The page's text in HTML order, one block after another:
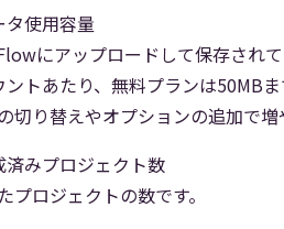
タ使用容量
にアップロードして保存されて
ントあたり、無料プランは50MB
切り替えやオプションの追加で増
済みプロジェクト数
プロジェクトの数です。